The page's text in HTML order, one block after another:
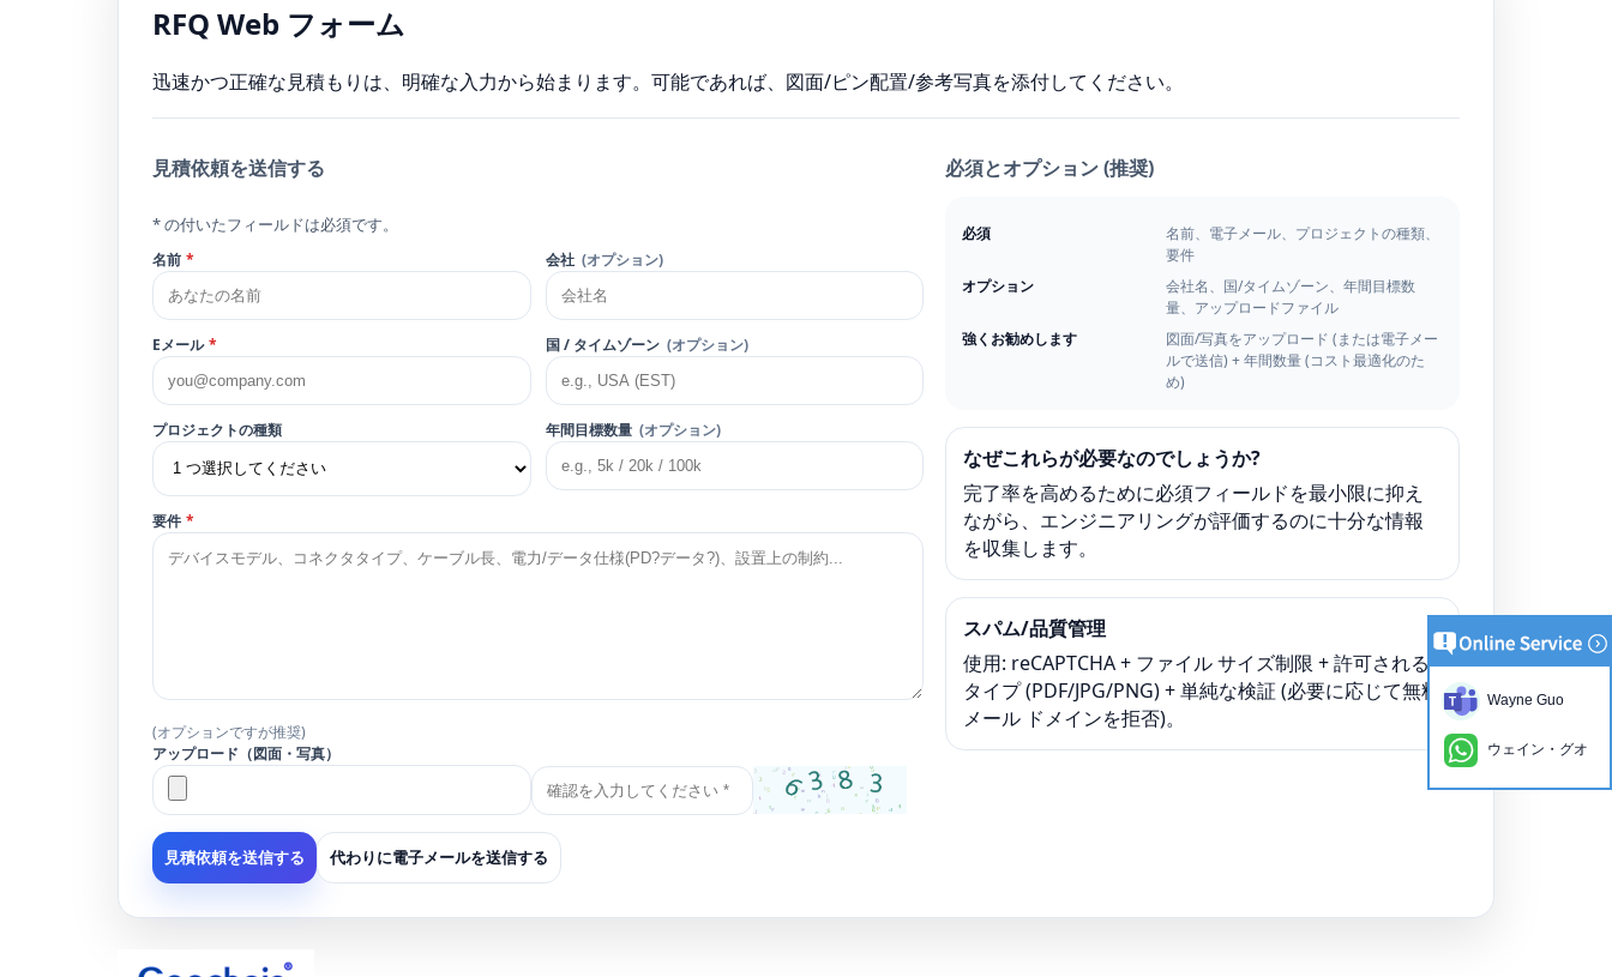
RFQ Web フォーム
迅速かつ正確な見積もりは、明確な入力から始まります。可能であれば、図面/ピン配置/参考写真を添付し​​てください。
見積依頼を送信する
* の付いたフィールドは必須です。
名前 * 会社 (オプション)
Eメール * 国 / タイムゾーン (オプション)
プロジェクトの種類 年間目​​標数量 (オプション)
要件 *
(オプションですが推奨)
アップロード（図面・写真）
見積依頼を送信する 代わりに電子メールを送信する
必須とオプション (推奨)
必須
名前、電子メール、プロジェクトの種類、
要件
オプション
会社名、国/タイムゾーン、年間目標数
量、アップロードファイル
強くお勧めします
図面/写真をアップロード (または電子メー
ルで送信) + 年間数量 (コスト最適化のた
め)
なぜこれらが必要なのでしょうか?
完了率を高めるために必須フィールドを最小限に抑え
ながら、エンジニアリングが評価するのに十分な情報
を収集します。
スパム/品質管理
使用: reCAPTCHA + ファイル サイズ制限 + 許可される
タイプ (PDF/JPG/PNG) + 単純な検証 (必要に応じて無料
メール ドメインを拒否)。
Wayne Guo
ウェイン・グオ